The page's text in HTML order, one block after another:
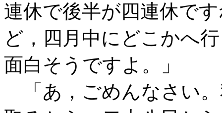
連休で後半が四連休で
ど，四月中にどこかへ
面白そうですよ。」
「あ，ごめんなさい